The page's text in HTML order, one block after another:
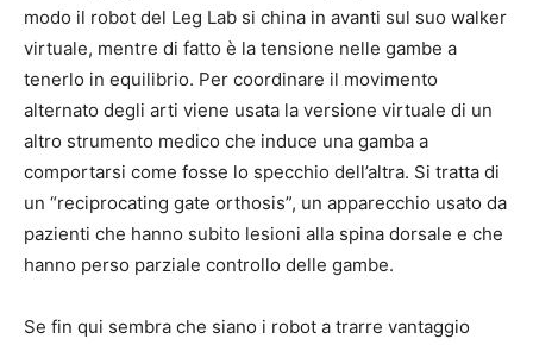
modo il robot del Leg Lab si china in avanti sul suo walker
virtuale, mentre di fatto è la tensione nelle gambe a
tenerlo in equilibrio. Per coordinare il movimento
alternato degli arti viene usata la versione virtuale di un
altro strumento medico che induce una gamba a
comportarsi come fosse lo specchio dell’altra. Si tratta di
un “reciprocating gate orthosis”, un apparecchio usato da
pazienti che hanno subito lesioni alla spina dorsale e che
hanno perso parziale controllo delle gambe.
Se fin qui sembra che siano i robot a trarre vantaggio